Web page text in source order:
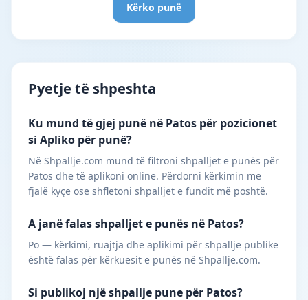
Kërko punë
Pyetje të shpeshta
Ku mund të gjej punë në Patos për pozicionet
si Apliko për punë?
Në Shpallje.com mund të filtroni shpalljet e punës për
Patos dhe të aplikoni online. Përdorni kërkimin me
fjalë kyçe ose shfletoni shpalljet e fundit më poshtë.
A janë falas shpalljet e punës në Patos?
Po — kërkimi, ruajtja dhe aplikimi për shpallje publike
është falas për kërkuesit e punës në Shpallje.com.
Si publikoj një shpallje pune për Patos?